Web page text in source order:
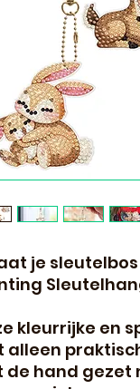
je
kleurrijke en
alleen
de hand